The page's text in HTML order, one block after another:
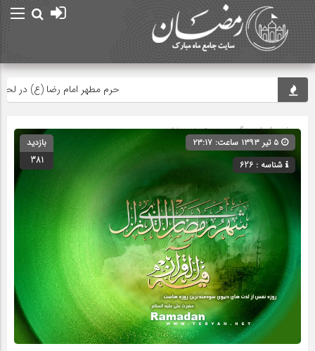
حرم مطهر امام رضا (ع) در لحظه
صفحه اصلی» گروه » دسته‌بندی نشده
شناسه : 626
بازدید
381